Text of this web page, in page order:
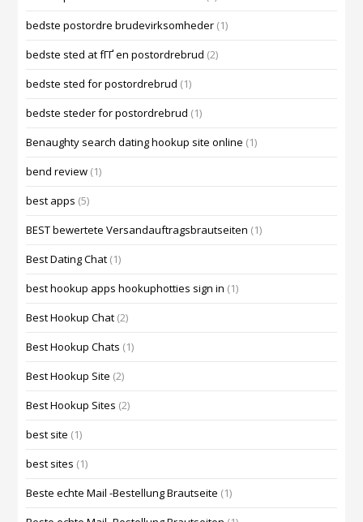
bedste postordre brudevirksomheder (1)
bedste sted at fГҐ en postordrebrud (2)
bedste sted for postordrebrud (1)
bedste steder for postordrebrud (1)
Benaughty search dating hookup site online (1)
bend review (1)
best apps (5)
BEST bewertete Versandauftragsbrautseiten (1)
Best Dating Chat (1)
best hookup apps hookuphotties sign in (1)
Best Hookup Chat (2)
Best Hookup Chats (1)
Best Hookup Site (2)
Best Hookup Sites (2)
best site (1)
best sites (1)
Beste echte Mail -Bestellung Brautseite (1)